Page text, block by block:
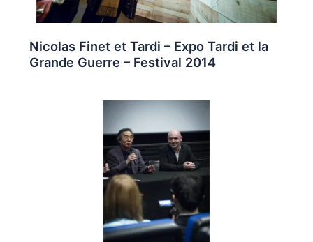
Nicolas Finet et Tardi – Expo Tardi et la
Grande Guerre – Festival 2014